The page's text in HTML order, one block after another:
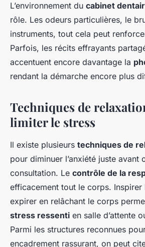
L’environnement du cabinet
rôle. Les odeurs particulières, le
instruments, tout cela peut
Parfois, les récits effrayants
accentuent encore davantage la
rendant la démarche encore plus
Techniques de
limiter le stress
Il existe plusieurs techniques de
pour diminuer l’anxiété juste avant
consultation. Le contrôle de la
efficacement tout le corps. Inspirer
expirer en relâchant le corps
stress ressenti en salle d’attente
Parmi les structures reconnues
encadrement rassurant, on peut